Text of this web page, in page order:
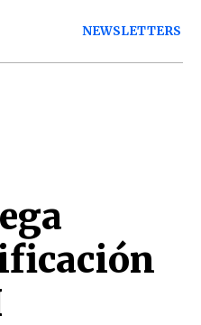
NEWSLETTERS